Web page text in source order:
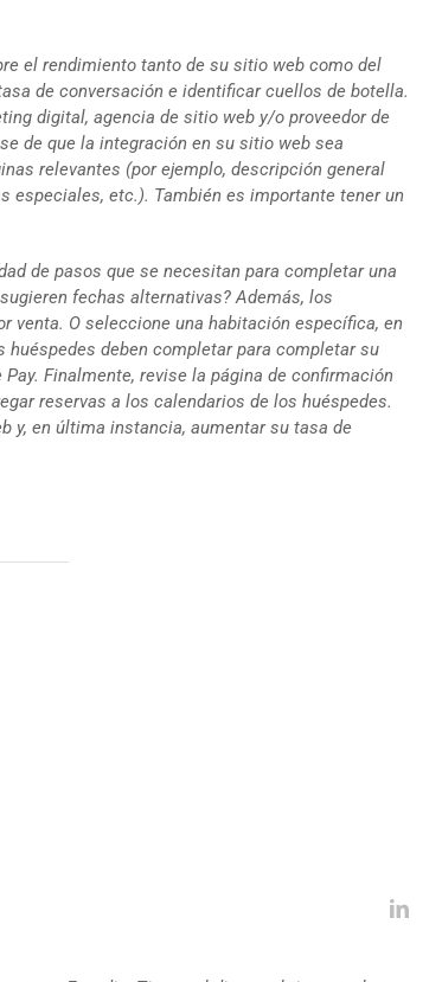
el rendimiento tanto de su sitio web como del
de conversación e identificar cuellos de botella.
digital, agencia de sitio web y/o proveedor de
de que la integración en su sitio web sea
relevantes (por ejemplo, descripción general
especiales, etc.). También es importante tener un
de pasos que se necesitan para completar una
fechas alternativas? Además, los
venta. O seleccione una habitación específica, en
deben completar para completar su
Finalmente, revise la página de confirmación
reservas a los calendarios de los huéspedes.
y, en última instancia, aumentar su tasa de